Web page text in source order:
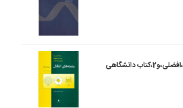
دانشگاهی